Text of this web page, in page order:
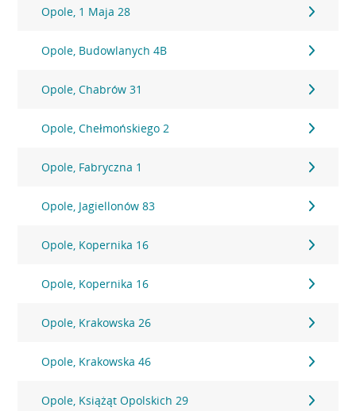
Opole, 1 Maja 28
Opole, Budowlanych 4B
Opole, Chabrów 31
Opole, Chełmońskiego 2
Opole, Fabryczna 1
Opole, Jagiellonów 83
Opole, Kopernika 16
Opole, Kopernika 16
Opole, Krakowska 26
Opole, Krakowska 46
Opole, Książąt Opolskich 29